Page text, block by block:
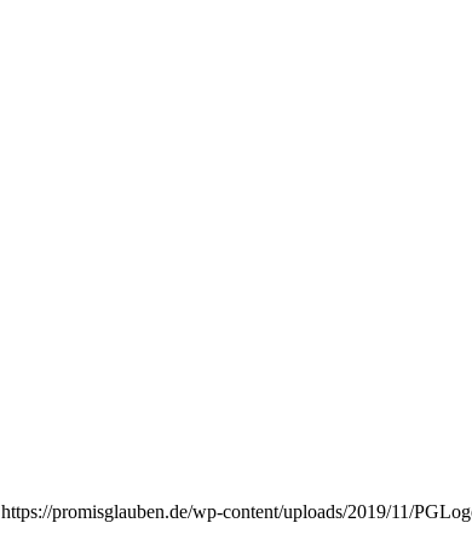
https://promisglauben.de/wp-content/uploads/2019/11/